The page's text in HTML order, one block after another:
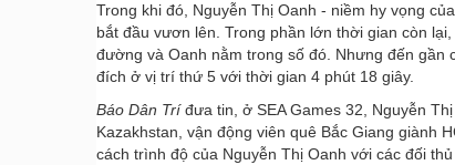
Trong khi đó, Nguyễn Thị Oanh - niềm hy vọng
bắt đầu vươn lên. Trong phần lớn thời gian còn
đường và Oanh nằm trong số đó. Nhưng đến gần
đích ở vị trí thứ 5 với thời gian 4 phút 18 giây.
Báo Dân Tríđưa tin, ở SEA Games 32, Nguyễn
Kazakhstan, vận động viên quê Bắc Giang giành
cách trình độ của Nguyễn Thị Oanh với các đối